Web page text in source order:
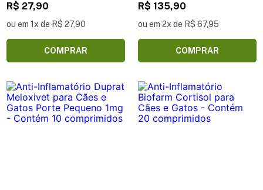
R$ 27,90
ou em 1x de R$ 27,90
COMPRAR
R$ 135,90
ou em 2x de R$ 67,95
COMPRAR